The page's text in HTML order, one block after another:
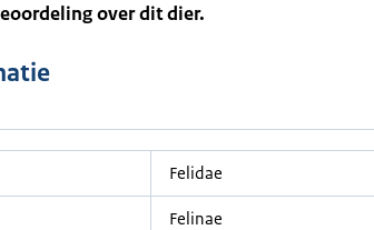
over dit dier.
Felidae
Felinae